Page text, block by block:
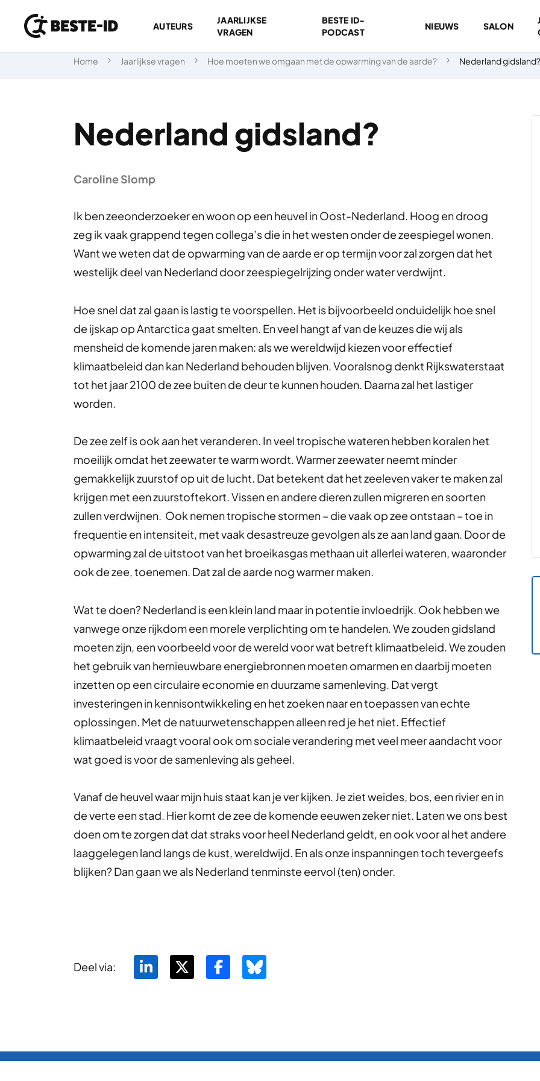
Ga naar inhoud
AUTEURS
JAARLIJKSE
VRAGEN
BESTE ID-
PODCAST
NIEUWS SALON
Home Jaarlijkse vragen Hoe moeten we omgaan met de opwarming van de aarde? Nederland gidsland?
Nederland gidsland?
Caroline Slomp
Ik ben zeeonderzoeker en woon op een heuvel in Oost-Nederland. Hoog en droog
zeg ik vaak grappend tegen collega’s die in het westen onder de zeespiegel wonen.
Want we weten dat de opwarming van de aarde er op termijn voor zal zorgen dat het
westelijk deel van Nederland door zeespiegelrijzing onder water verdwijnt.
Hoe snel dat zal gaan is lastig te voorspellen. Het is bijvoorbeeld onduidelijk hoe snel
de ijskap op Antarctica gaat smelten. En veel hangt af van de keuzes die wij als
mensheid de komende jaren maken: als we wereldwijd kiezen voor effectief
klimaatbeleid dan kan Nederland behouden blijven. Vooralsnog denkt Rijkswaterstaat
tot het jaar 2100 de zee buiten de deur te kunnen houden. Daarna zal het lastiger
worden.
De zee zelf is ook aan het veranderen. In veel tropische wateren hebben koralen het
moeilijk omdat het zeewater te warm wordt. Warmer zeewater neemt minder
gemakkelijk zuurstof op uit de lucht. Dat betekent dat het zeeleven vaker te maken zal
krijgen met een zuurstoftekort. Vissen en andere dieren zullen migreren en soorten
zullen verdwijnen. Ook nemen tropische stormen – die vaak op zee ontstaan – toe in
frequentie en intensiteit, met vaak desastreuze gevolgen als ze aan land gaan. Door de
opwarming zal de uitstoot van het broeikasgas methaan uit allerlei wateren, waaronder
ook de zee, toenemen. Dat zal de aarde nog warmer maken.
Wat te doen? Nederland is een klein land maar in potentie invloedrijk. Ook hebben we
vanwege onze rijkdom een morele verplichting om te handelen. We zouden gidsland
moeten zijn, een voorbeeld voor de wereld voor wat betreft klimaatbeleid. We zouden
het gebruik van hernieuwbare energiebronnen moeten omarmen en daarbij moeten
inzetten op een circulaire economie en duurzame samenleving. Dat vergt
investeringen in kennisontwikkeling en het zoeken naar en toepassen van echte
oplossingen. Met de natuurwetenschappen alleen red je het niet. Effectief
klimaatbeleid vraagt vooral ook om sociale verandering met veel meer aandacht voor
wat goed is voor de samenleving als geheel.
Vanaf de heuvel waar mijn huis staat kan je ver kijken. Je ziet weides, bos, een rivier en in
de verte een stad. Hier komt de zee de komende eeuwen zeker niet. Laten we ons best
doen om te zorgen dat dat straks voor heel Nederland geldt, en ook voor al het andere
laaggelegen land langs de kust, wereldwijd. En als onze inspanningen toch tevergeefs
blijken? Dan gaan we als Nederland tenminste eervol (ten) onder.
Deel via: